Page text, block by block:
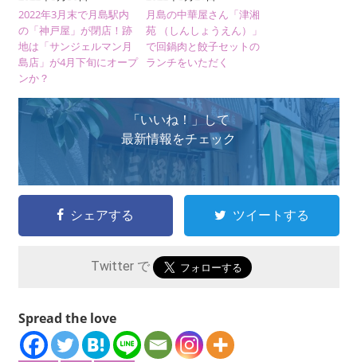
2022年3月末で月島駅内
の「神戸屋」が閉店！跡
地は「サンジェルマン月
島店」が4月下旬にオープ
ンか？
月島の中華屋さん「津湘
苑 （しんしょうえん）」
で回鍋肉と餃子セットの
ランチをいただく
「いいね！」して
最新情報をチェック
シェアする ツイートする
Twitter で
Spread the love